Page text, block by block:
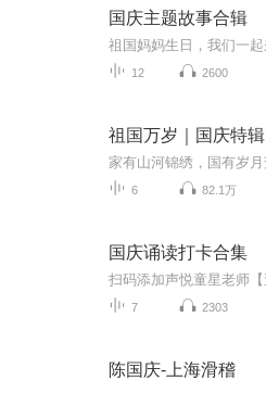
国庆主题故事合辑
12 2600
祖国万岁｜国庆特辑
6 82.1万
国庆诵读打卡合集
7 2303
陈国庆-上海滑稽